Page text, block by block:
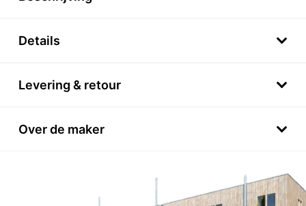
Details
Levering & retour
Over de maker